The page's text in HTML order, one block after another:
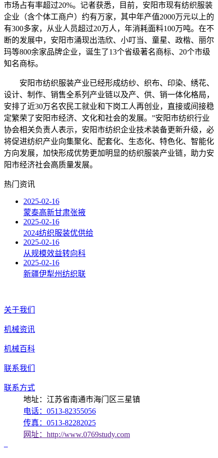
市场占有率超过20%。记者获悉，目前，安阳市现有纺织服装
企业（含个体工商户）约有万家，其中年产值2000万元以上的
有300多家，从业人员超过20万人，年消耗面料100万吨。在不
断的发展中，安阳市涌现出浩欣、小叮当、童星、政楷、丽尔
玛等800余家品牌企业，诞生了13个省级著名商标、20个市级
知名商标。
安阳市纺织服装产业已经形成纺纱、织布、印染、绣花、
设计、制作、销售全系列产业链以及产、供、销一体化格局，
安排了近30万名农民工就业和下岗工人再创业，直接或间接稳
定繁荣了安阳市经济、文化和社会的发展。”安阳市纺织行业
协会相关负责人表示，安阳市纺织企业技术装备更新升级，必
将促进纺织产业向集聚化、配套化、生态化、特色化、智能化
方向发展，加快形成优势更加明显的纺织服装产业链，助力安
阳市经济社会高质量发展。
热门资讯
2025-02-16
蒙泰高新甘肃张掖
2025-02-16
2024纺织服装优供给
2025-02-16
从规模效益转向科
2025-02-16
新疆伊犁州纺织联
关于我们
机械资讯
机械百科
联系我们
联系方式
地址：江苏省南通市海门区三星镇
电话：0513-82355056
传真：0513-82282025
网址：http://www.0769study.com